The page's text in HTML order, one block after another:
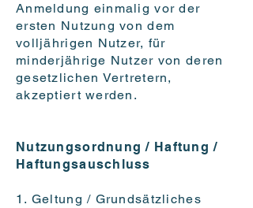
Anmeldung einmalig vor der
ersten Nutzung von dem
volljährigen Nutzer, für
minderjährige Nutzer von deren
gesetzlichen Vertretern,
akzeptiert werden.
Nutzungsordnung / Haftung /
Haftungsauschluss
1. Geltung / Grundsätzliches